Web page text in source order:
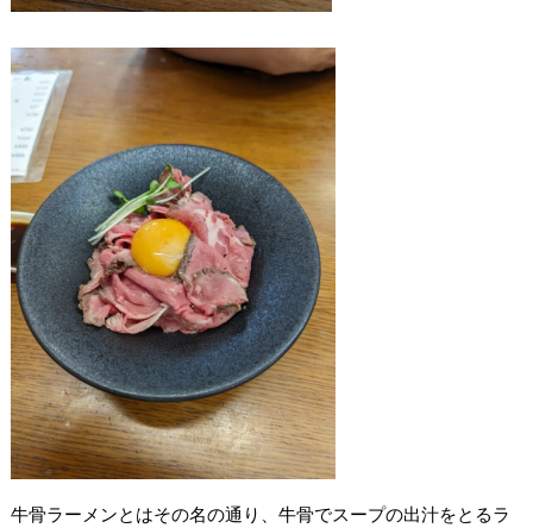
牛骨ラーメンとはその名の通り、牛骨でスープの出汁をとるラ